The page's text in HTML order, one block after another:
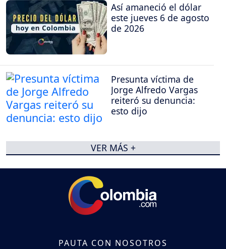
Así amaneció el dólar
este jueves 6 de agosto
de 2026
Presunta víctima de
Jorge Alfredo Vargas
reiteró su denuncia:
esto dijo
VER MÁS +
PAUTA CON NOSOTROS